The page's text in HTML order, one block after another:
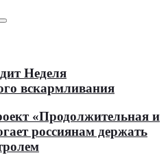
Неделя
вскармливания
«Продолжительная и
россиянам держать